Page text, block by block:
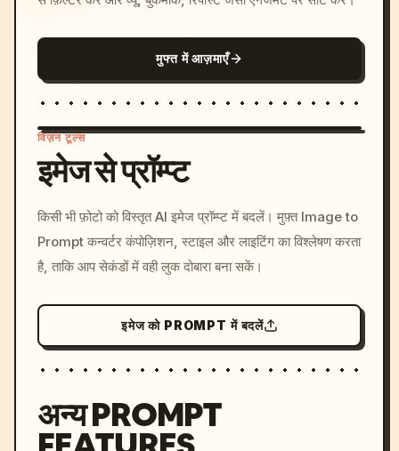
मुफ्त में आज़माएँ
c, cyberpunk sunset, neon
colors, 8k --v 6.0
विज़न टूल्स
इमेज से प्रॉम्प्ट
किसी भी फ़ोटो को विस्तृत AI इमेज प्रॉम्प्ट में बदलें। मुफ़्त Image to
Prompt कन्वर्टर कंपोज़िशन, स्टाइल और लाइटिंग का विश्लेषण करता
है, ताकि आप सेकंडों में वही लुक दोबारा बना सकें।
इमेज को PROMPT में बदलें
अन्य PROMPT